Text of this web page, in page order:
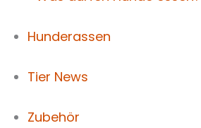
Hunderassen
Tier News
Zubehör